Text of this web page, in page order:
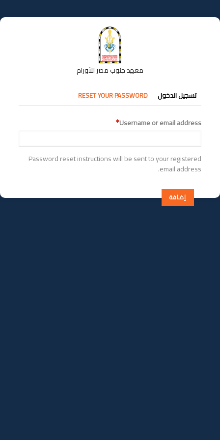
إلى
المحتوى
معهد جنوب مصر للأورام
التبويبات
الأساسية
تسجيل الدخول RESET YOUR PASSWORD
Username or email address
Password reset instructions will be sent to your registered
email address.